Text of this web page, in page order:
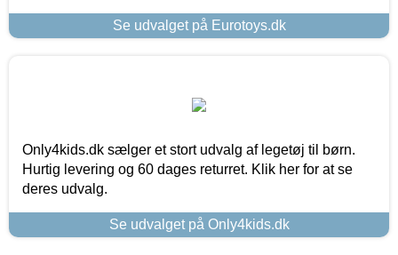
Se udvalget på Eurotoys.dk
Only4kids.dk sælger et stort udvalg af legetøj til børn.
Hurtig levering og 60 dages returret. Klik her for at se
deres udvalg.
Se udvalget på Only4kids.dk